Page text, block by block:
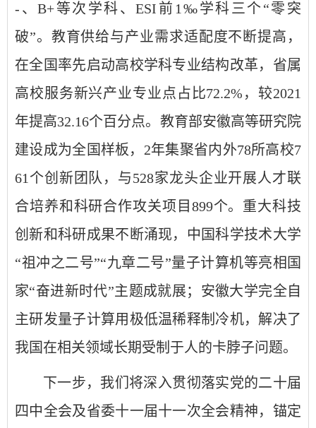
-、B+等次学科、ESI前1‰学科三个“零突
破”。教育供给与产业需求适配度不断提高，
在全国率先启动高校学科专业结构改革，省属
高校服务新兴产业专业点占比72.2%，较2021
年提高32.16个百分点。教育部安徽高等研究院
建设成为全国样板，2年集聚省内外78所高校7
61个创新团队，与528家龙头企业开展人才联
合培养和科研合作攻关项目899个。重大科技
创新和科研成果不断涌现，中国科学技术大学
“祖冲之二号”“九章二号”量子计算机等亮相国
家“奋进新时代”主题成就展；安徽大学完全自
主研发量子计算用极低温稀释制冷机，解决了
我国在相关领域长期受制于人的卡脖子问题。
下一步，我们将深入贯彻落实党的二十届
四中全会及省委十一届十一次全会精神，锚定